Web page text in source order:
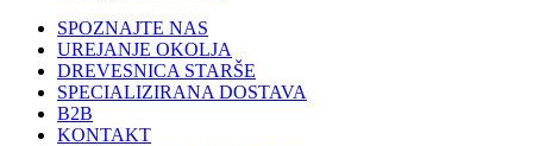
SPOZNAJTE NAS
UREJANJE OKOLJA
DREVESNICA STARŠE
SPECIALIZIRANA DOSTAVA
B2B
KONTAKT